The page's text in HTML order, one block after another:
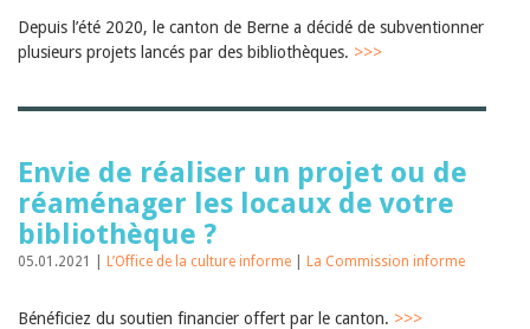
Depuis l’été 2020, le canton de Berne a décidé de subventionner
plusieurs projets lancés par des bibliothèques. >>>
Envie de réaliser un projet ou de
réaménager les locaux de votre
bibliothèque ?
05.01.2021 | L’Office de la culture informe La Commission informe
Bénéficiez du soutien financier offert par le canton. >>>